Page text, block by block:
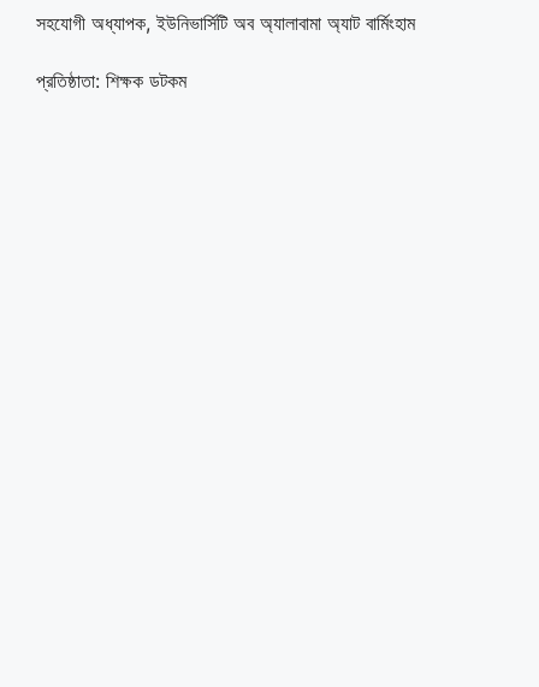
সহযোগী অধ্যাপক, ইউনিভার্সিটি অব অ্যালাবামা অ্যাট বার্মিংহাম
প্রতিষ্ঠাতা: শিক্ষক ডটকম